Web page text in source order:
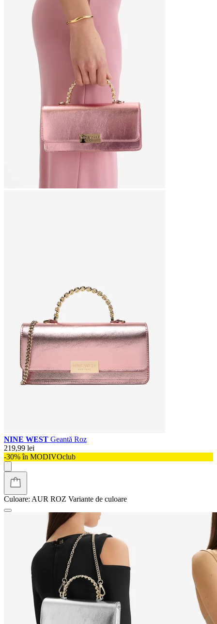
NINE WEST Geantă Roz
219,99 lei
-30% în MODIVOclub
Culoare: AUR ROZ Variante de culoare